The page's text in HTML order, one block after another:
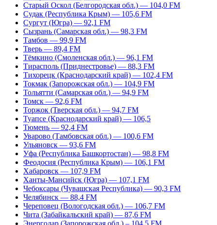
Старый Оскол (Белгородская обл.) — 104,0 FM
Судак (Республика Крым) — 105,6 FM
Сургут (Югра) — 92,1 FM
Сызрань (Самарская обл.) — 98,3 FM
Тамбов — 99,9 FM
Тверь — 89,4 FM
Тёмкино (Смоленская обл.) — 96,1 FM
Тирасполь (Приднестровье) — 88,3 FM
Тихорецк (Краснодарский край) — 102,4 FM
Токмак (Запорожская обл.) — 104,9 FM
Тольятти (Самарская обл.) — 94,9 FM
Томск — 92,6 FM
Торжок (Тверская обл.) — 94,7 FM
Туапсе (Краснодарский край) — 106,5
Тюмень — 92,4 FM
Уварово (Тамбовская обл.) — 100,6 FM
Ульяновск — 93,6 FM
Уфа (Республика Башкортостан) — 98,8 FM
Феодосия (Республика Крым) — 106,1 FM
Хабаровск — 107,9 FM
Ханты-Мансийск (Югра) — 107,1 FM
Чебоксары (Чувашская Республика) — 90,3 FM
Челябинск — 88,4 FM
Череповец (Вологодская обл.) — 106,7 FM
Чита (Забайкальский край) — 87,6 FM
Энергодар (Запорожская обл.) – 104,5 FM